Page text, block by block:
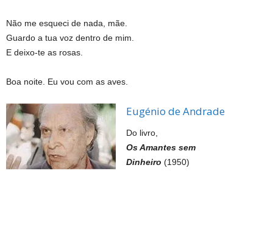
Não me esqueci de nada, mãe.
Guardo a tua voz dentro de mim.
E deixo-te as rosas.
Boa noite. Eu vou com as aves.
Eugénio de Andrade
Do livro,
Os Amantes sem
Dinheiro (1950)